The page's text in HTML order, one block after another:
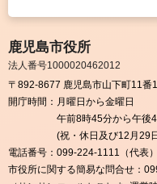
鹿児島市役所
法人番号1000020462012
〒892-8677 鹿児島市山下町11番
開庁時間： 月曜日から金曜日
午前8時45分から午後
(祝・休日及び12月29
電話番号： 099-224-1111（代表）
市役所に関する簡易な問合せ：